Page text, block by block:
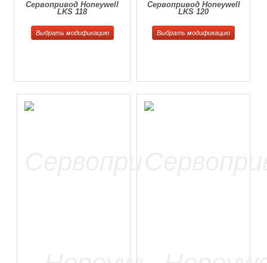
Сервопривод Honeywell
LKS 118
Выбрать модификацию
Сервопривод Honeywell
LKS 120
Выбрать модификацию